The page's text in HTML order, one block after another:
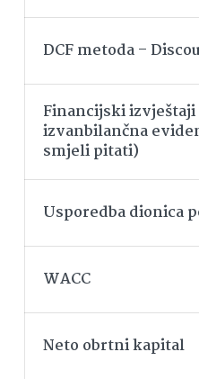
DCF metoda –
Financijski
izvanbilančna
smjeli pitati)
Usporedba dionica
WACC
Neto obrtni kapital